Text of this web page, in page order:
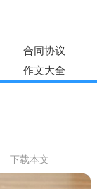
合同协议
作文大全
下载本文